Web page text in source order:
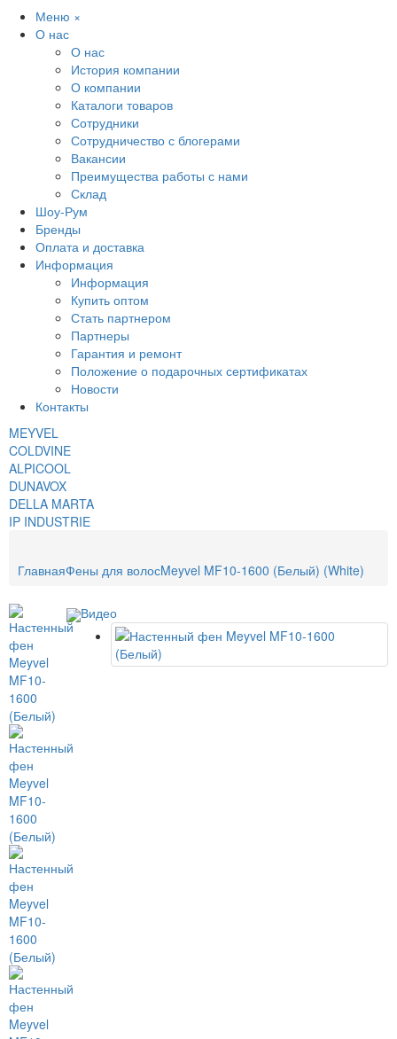
Меню ×
О нас
О нас
История компании
О компании
Каталоги товаров
Сотрудники
Сотрудничество с блогерами
Вакансии
Преимущества работы с нами
Склад
Шоу-Рум
Бренды
Оплата и доставка
Информация
Информация
Купить оптом
Стать партнером
Партнеры
Гарантия и ремонт
Положение о подарочных сертификатах
Новости
Контакты
MEYVEL
COLDVINE
ALPICOOL
DUNAVOX
DELLA MARTA
IP INDUSTRIE
ГлавнаяФены для волосMeyvel MF10-1600 (Белый) (White)
Видео